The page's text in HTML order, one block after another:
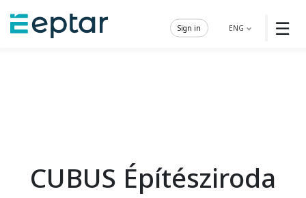
☰
ENG
Sign in
CUBUS Építésziroda